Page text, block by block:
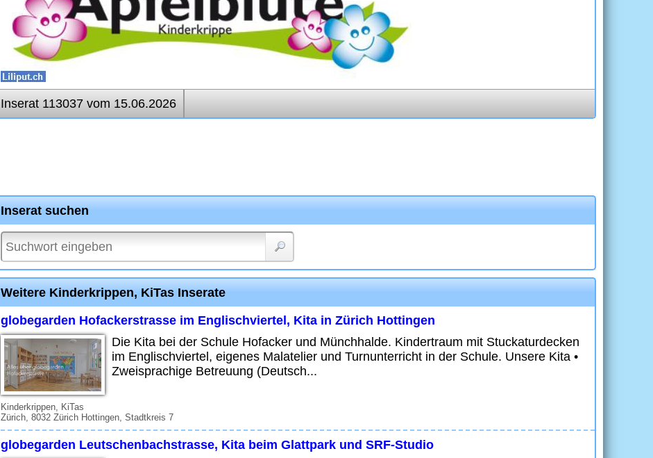
Inserat 113037 vom 15.06.2026
Inserat suchen
Weitere Kinderkrippen, KiTas Inserate
globegarden Hofackerstrasse im Englischviertel, Kita in Zürich Hottingen
Die Kita bei der Schule Hofacker und Münchhalde. Kindertraum mit Stuckaturdecken
im Englischviertel, eigenes Malatelier und Turnunterricht in der Schule. Unsere Kita •
Zweisprachige Betreuung (Deutsch...
Kinderkrippen, KiTas
Zürich, 8032 Zürich Hottingen, Stadtkreis 7
globegarden Leutschenbachstrasse, Kita beim Glattpark und SRF-Studio